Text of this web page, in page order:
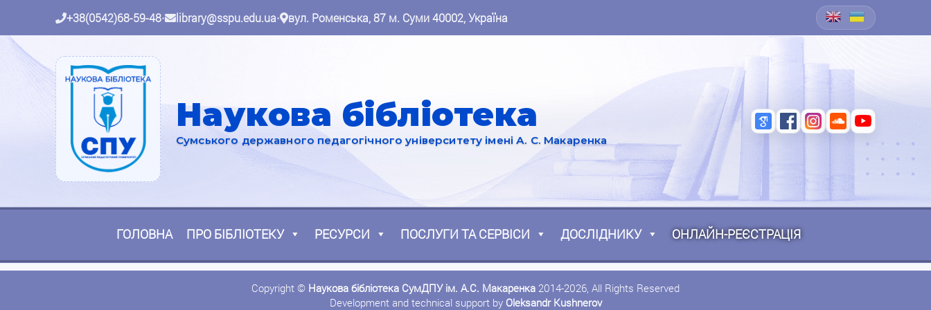
+38(0542)68-59-48• library@sspu.edu.ua• вул. Роменська, 87 м. Суми 40002, Україна
Наукова бібліотека
Сумського державного педагогічного університету імені А. С. Макаренка
ГОЛОВНА ПРО БІБЛІОТЕКУ РЕСУРСИ ПОСЛУГИ ТА СЕРВІСИ ДОСЛІДНИКУ ОНЛАЙН-РЕЄСТРАЦІЯ
Copyright © Наукова бібліотека СумДПУ ім. А.С. Макаренка 2014-2026, All Rights Reserved
Development and technical support by Oleksandr Kushnerov